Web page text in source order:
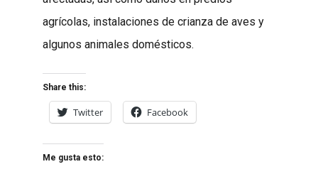
agrícolas, instalaciones de crianza de aves y
algunos animales domésticos.
Share this:
Twitter Facebook
Me gusta esto: